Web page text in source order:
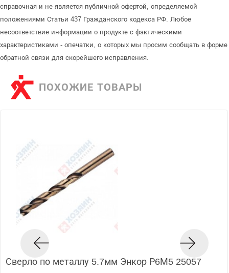
справочная и не является публичной офертой, определяемой
положениями Статьи 437 Гражданского кодекса РФ. Любое
несоответствие информации о продукте с фактическими
характеристиками - опечатки, о которых мы просим сообщать в форме
обратной связи для скорейшего исправления.
ПОХОЖИЕ ТОВАРЫ
Сверло по металлу 5.7мм Энкор Р6М5 25057